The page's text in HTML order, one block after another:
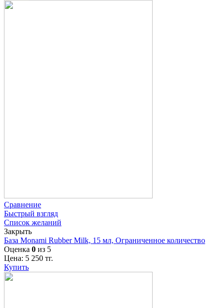
Сравнение
Быстрый взгляд
Список желаний
Закрыть
База Monami Rubber Milk, 15 мл, Ограниченное количество
Оценка 0 из 5
Цена: 5 250 тг.
Купить